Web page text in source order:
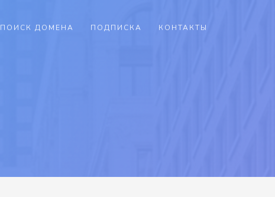
ПОИСК ДОМЕНА ПОДПИСКА КОНТАКТЫ